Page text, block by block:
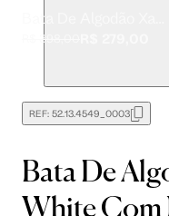
R$ 398,00
REF: 52.13.4549_0003
Bata De
White Com